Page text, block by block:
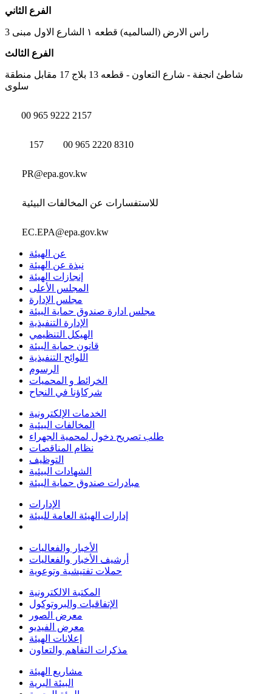
الفرع الثاني
راس الارض (السالميه) قطعه ١ الشارع الاول مبنى 3
الفرع الثالث
شاطئ انجفة - شارع التعاون - قطعه 13 بلاج 17 مقابل منطقة
سلوى
00 965 9222 2157
157 00 965 2220 8310
PR@epa.gov.kw
للاستفسارات عن المخالفات البيئية
EC.EPA@epa.gov.kw
عن الهيئة
نبذة عن الهيئة
إنجازات الهيئة
المجلس الأعلى
مجلس الإدارة
مجلس ادارة صندوق حماية البيئة
الإدارة التنفيذية
الهيكل التنظيمي
قانون حماية البيئة
اللوائح التنفيذية
الرسوم
الخرائط و المحميات
شركاؤنا في النجاح
الخدمات الإلكترونية
المخالفات البيئية
طلب تصريح دخول لمحمية الجهراء
نظام المناقصات
التوظيف
الشهادات البيئية
مبادرات صندوق حماية البيئة
الإدارات
إدارات الهيئة العامة للبيئة
الأخبار والفعاليات
أرشيف الأخبار والفعاليات
حملات تفتيشية وتوعوية
المكتبة الالكترونية
الإتفاقيات والبروتوكول
معرض الصور
معرض الفيديو
إعلانات الهيئة
مذكرات التفاهم والتعاون
مشاريع الهيئة
البيئة البرية